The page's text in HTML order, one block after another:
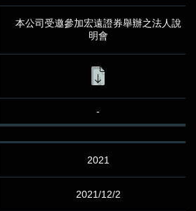
重大訊息及
公開信息查詢
利害關係人溝通
投資人關係聯繫窗口
本公司受邀參加宏遠證券舉辦之法人說
明會
-
2021
2021/12/2